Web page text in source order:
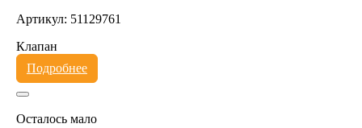
Артикул: 51129761
Клапан
Подробнее
Осталось мало